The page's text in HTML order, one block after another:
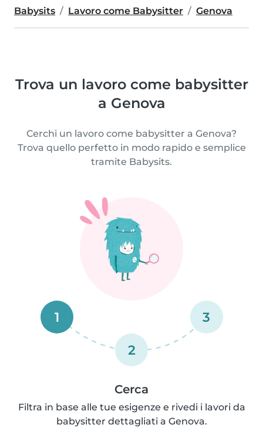
Babysits Lavoro come Babysitter Genova
Trova un lavoro come babysitter
a Genova
Cerchi un lavoro come babysitter a Genova?
Trova quello perfetto in modo rapido e semplice
tramite Babysits.
1
2
3
Cerca
Filtra in base alle tue esigenze e rivedi i lavori da
babysitter dettagliati a Genova.